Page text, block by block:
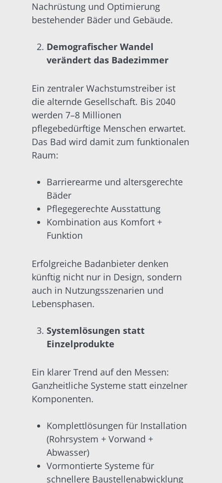
Nachrüstung und Optimierung
bestehender Bäder und Gebäude.
Demografischer Wandel
verändert das Badezimmer
Ein zentraler Wachstumstreiber ist
die alternde Gesellschaft. Bis 2040
werden 7–8 Millionen
pflegebedürftige Menschen erwartet.
Das Bad wird damit zum funktionalen
Raum:
Barrierearme und altersgerechte
Bäder
Pflegegerechte Ausstattung
Kombination aus Komfort +
Funktion
Erfolgreiche Badanbieter denken
künftig nicht nur in Design, sondern
auch in Nutzungsszenarien und
Lebensphasen.
Systemlösungen statt
Einzelprodukte
Ein klarer Trend auf den Messen:
Ganzheitliche Systeme statt einzelner
Komponenten.
Komplettlösungen für Installation
(Rohrsystem + Vorwand +
Abwasser)
Vormontierte Systeme für
schnellere Baustellenabwicklung